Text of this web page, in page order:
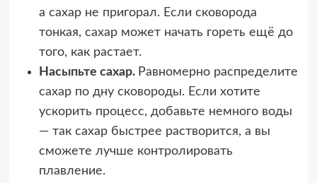
а сахар не пригорал. Если сковорода
тонкая, сахар может начать гореть ещё до
того, как растает.
Насыпьте сахар. Равномерно распределите
сахар по дну сковороды. Если хотите
ускорить процесс, добавьте немного воды
— так сахар быстрее растворится, а вы
сможете лучше контролировать
плавление.